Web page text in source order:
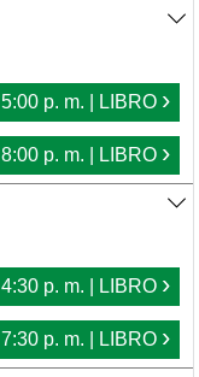
5:00 p. m. | LIBRO ›
8:00 p. m. | LIBRO ›
4:30 p. m. | LIBRO ›
7:30 p. m. | LIBRO ›